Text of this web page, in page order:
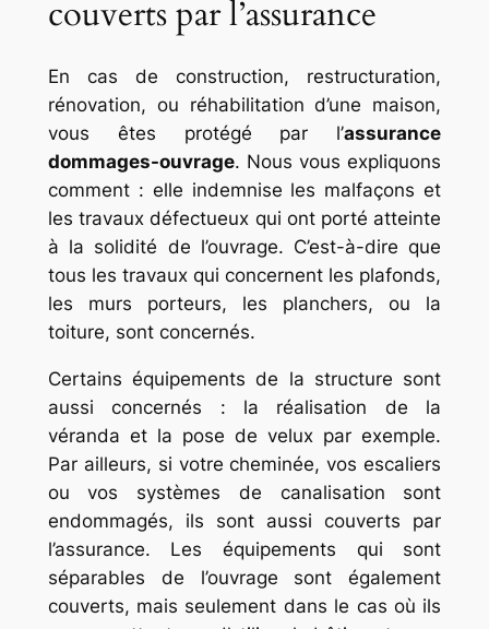
couverts par l’assurance
En cas de construction, restructuration,
rénovation, ou réhabilitation d’une maison,
vous êtes protégé par l’assurance
dommages-ouvrage. Nous vous expliquons
comment : elle indemnise les malfaçons et
les travaux défectueux qui ont porté atteinte
à la solidité de l’ouvrage. C’est-à-dire que
tous les travaux qui concernent les plafonds,
les murs porteurs, les planchers, ou la
toiture, sont concernés.
Certains équipements de la structure sont
aussi concernés : la réalisation de la
véranda et la pose de velux par exemple.
Par ailleurs, si votre cheminée, vos escaliers
ou vos systèmes de canalisation sont
endommagés, ils sont aussi couverts par
l’assurance. Les équipements qui sont
séparables de l’ouvrage sont également
couverts, mais seulement dans le cas où ils